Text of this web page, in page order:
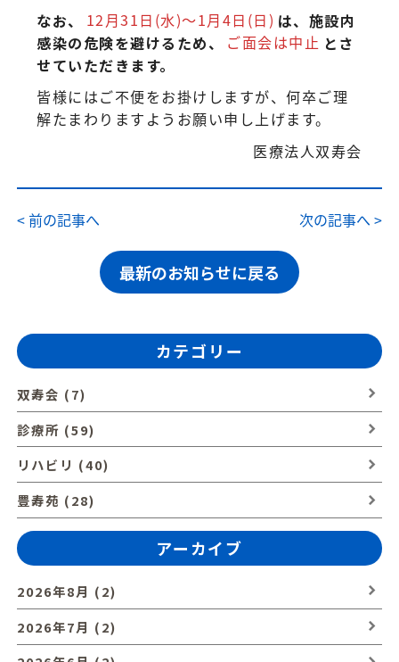
なお、
12月31日(水)〜1月4日(日) は、施設内
感染の危険を避けるため、
ご面会は中止 とさ
せていただきます。
皆様にはご不便をお掛けしますが、何卒ご理
解たまわりますようお願い申し上げます。
医療法人双寿会
< 前の記事へ 次の記事へ >
最新のお知らせに戻る
カテゴリー
双寿会 (7)
診療所 (59)
リハビリ (40)
豊寿苑 (28)
アーカイブ
2026年8月 (2)
2026年7月 (2)